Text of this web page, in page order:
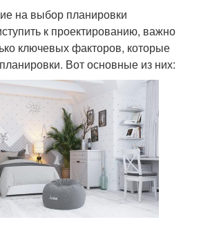
на выбор планировки
к проектированию, важно
ключевых факторов, которые
Вот основные из них: